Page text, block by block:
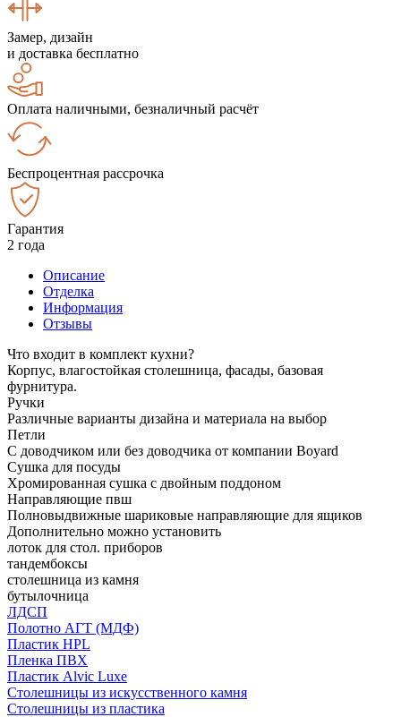
Замер, дизайн
и доставка бесплатно
Оплата наличными, безналичный расчёт
Беспроцентная рассрочка
Гарантия
2 года
Описание
Отделка
Информация
Отзывы
Что входит в комплект кухни?
Корпус, влагостойкая столешница, фасады, базовая
фурнитура.
Ручки
Различные варианты дизайна и материала на выбор
Петли
С доводчиком или без доводчика от компании Boyard
Сушка для посуды
Хромированная сушка с двойным поддоном
Направляющие пвш
Полновыдвижные шариковые направляющие для ящиков
Дополнительно можно установить
лоток для стол. приборов
тандембоксы
столешница из камня
бутылочница
ЛДСП
Полотно АГТ (МДФ)
Пластик HPL
Пленка ПВХ
Пластик Alvic Luxe
Столешницы из искусственного камня
Столешницы из пластика